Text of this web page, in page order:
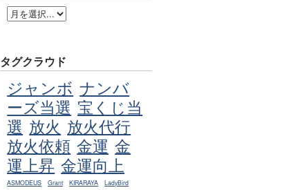
タグクラウド
ジャンボ ナンバ
ーズ当選 宝くじ当
選 放火 放火代行
放火依頼 金運 金
運上昇 金運向上
ASMODEUS Grant KIRARAYA
LadyBird